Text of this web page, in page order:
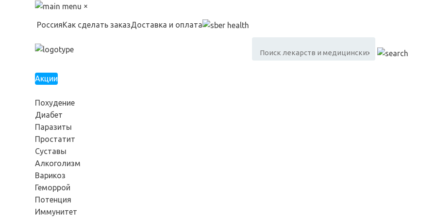
×
РоссияКак сделать заказДоставка и оплата
Акции
Похудение
Диабет
Паразиты
Простатит
Суставы
Алкоголизм
Варикоз
Геморрой
Потенция
Иммунитет